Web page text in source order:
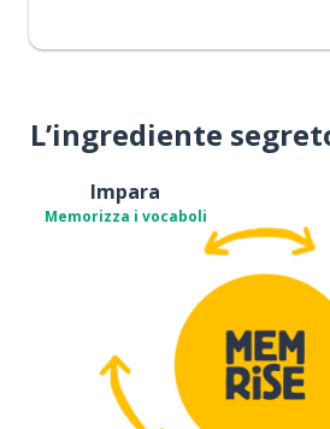
L’ingrediente
Impara
Memorizza i vocaboli